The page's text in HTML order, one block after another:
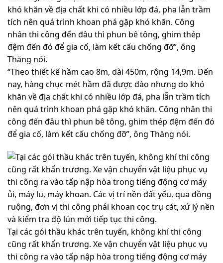
“Theo thiết kế hầm cao 8m, dài 450m, rộng 14,9m. Đến
nay, hàng chục mét hầm đã được đào nhưng do khó
khăn về địa chất khi có nhiều lớp đá, pha lẫn trầm tích
nên quá trình khoan phá gặp khó khăn. Công nhân thi
công đến đâu thì phun bê tông, ghim thép đệm đến đó
để gia cố, làm kết cấu chống đỡ”, ông Thăng nói.
Tại các gói thầu khác trên tuyến, không khí thi công
cũng rất khẩn trương. Xe vận chuyển vật liệu phục vụ
thi công ra vào tấp nập hòa trong tiếng động cơ máy